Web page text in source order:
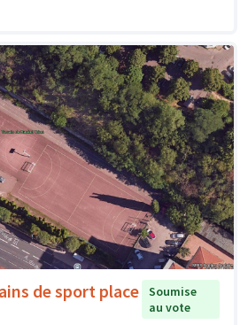
de sport place
Soumise
au vote